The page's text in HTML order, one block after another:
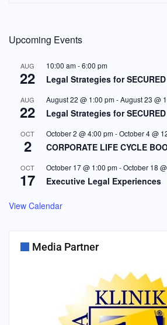
Upcoming Events
AUG
22
10:00 am-6:00 pm
Legal Strategies for
AUG
22
August 22 @ 1:00 pm-August 23 @
Legal Strategies for
OCT
2
October 2 @ 4:00 pm-October 4 @
CORPORATE LIFE CYCLE
OCT
17
October 17 @ 1:00 pm-October 18
Executive Legal Experiences
View Calendar
Media Partner